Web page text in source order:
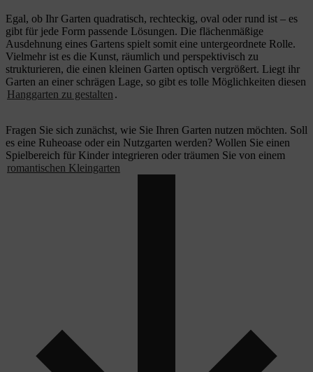
Egal, ob Ihr Garten quadratisch, rechteckig, oval oder rund ist – es
gibt für jede Form passende Lösungen. Die flächenmäßige
Ausdehnung eines Gartens spielt somit eine untergeordnete Rolle.
Vielmehr ist es die Kunst, räumlich und perspektivisch zu
strukturieren, die einen kleinen Garten optisch vergrößert. Liegt ihr
Garten an einer schrägen Lage, so gibt es tolle Möglichkeiten diesen
Hanggarten zu gestalten .
Fragen Sie sich zunächst, wie Sie Ihren Garten nutzen möchten. Soll
es eine Ruheoase oder ein Nutzgarten werden? Wollen Sie einen
Spielbereich für Kinder integrieren oder träumen Sie von einem
romantischen Kleingarten